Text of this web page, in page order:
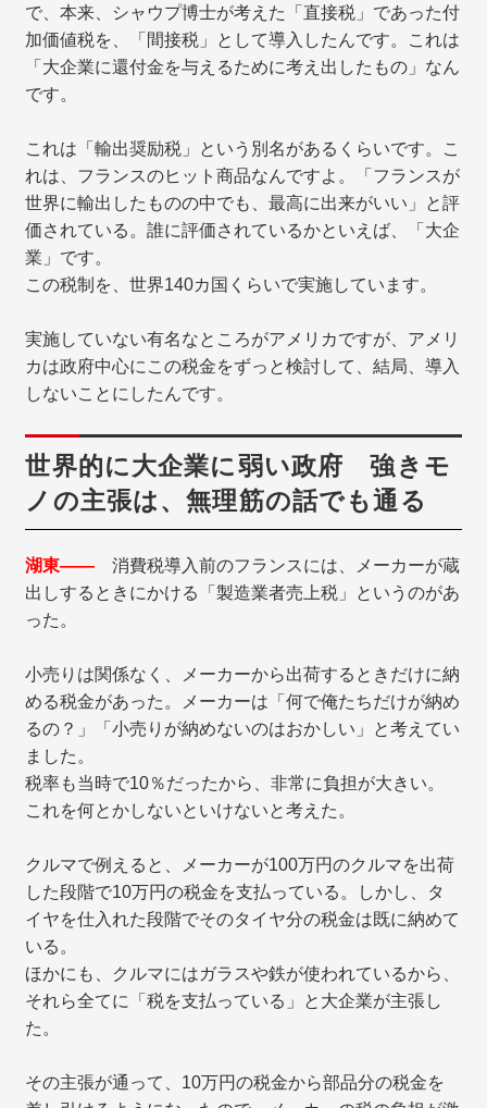
で、本来、シャウプ博士が考えた「直接税」であった付
加価値税を、「間接税」として導入したんです。これは
「大企業に還付金を与えるために考え出したもの」なん
です。
これは「輸出奨励税」という別名があるくらいです。こ
れは、フランスのヒット商品なんですよ。「フランスが
世界に輸出したものの中でも、最高に出来がいい」と評
価されている。誰に評価されているかといえば、「大企
業」です。
この税制を、世界140カ国くらいで実施しています。
実施していない有名なところがアメリカですが、アメリ
カは政府中心にこの税金をずっと検討して、結局、導入
しないことにしたんです。
世界的に大企業に弱い政府 強きモ
ノの主張は、無理筋の話でも通る
湖東―― 消費税導入前のフランスには、メーカーが蔵
出しするときにかける「製造業者売上税」というのがあ
った。
小売りは関係なく、メーカーから出荷するときだけに納
める税金があった。メーカーは「何で俺たちだけが納め
るの？」「小売りが納めないのはおかしい」と考えてい
ました。
税率も当時で10％だったから、非常に負担が大きい。
これを何とかしないといけないと考えた。
クルマで例えると、メーカーが100万円のクルマを出荷
した段階で10万円の税金を支払っている。しかし、タ
イヤを仕入れた段階でそのタイヤ分の税金は既に納めて
いる。
ほかにも、クルマにはガラスや鉄が使われているから、
それら全てに「税を支払っている」と大企業が主張し
た。
その主張が通って、10万円の税金から部品分の税金を